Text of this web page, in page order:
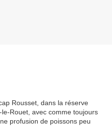
Rousset, dans la réserve
Rouet, avec comme toujours
profusion de poissons peu